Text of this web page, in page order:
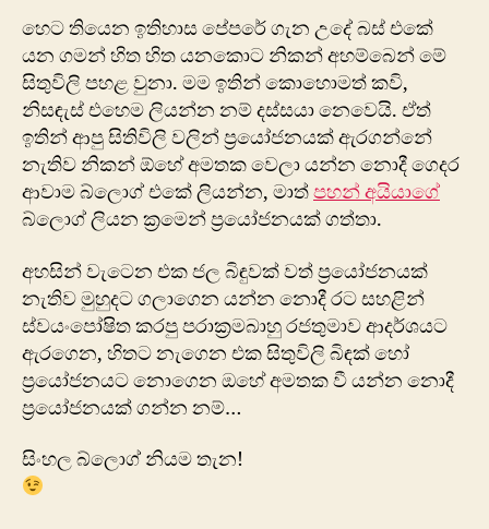
හෙට තියෙන ඉතිහාස පේපරේ ගැන උදේ බස් එකේ
යන ගමන් හිත හිත යනකොට නිකන් අහම්බෙන් මේ
සිතුවිලි පහළ වුනා. මම ඉතින් කොහොමත් කවි,
නිසඳැස් එහෙම ලියන්න නම් දස්සයා නෙවෙයි. ඒත්
ඉතින් ආපු සිතිවිලි වලින් ප්‍රයෝජනයක් ඇරගන්නේ
නැතිව නිකන් ඕහේ අමතක වෙලා යන්න නොදී ගෙදර
ආවාම බ්ලොග් එකේ ලියන්න, මාත්පහන් අයියාගේ
බ්ලොග් ලියන ක්‍රමෙන් ප්‍ර‍යෝජනයක් ගත්තා.
අහසින් වැටෙන එක ජල බිඳුවක් වත් ප්‍රයෝජනයක්
නැතිව මුහුදට ගලාගෙන යන්න නොදී රට සහළින්
ස්වයංපෝෂිත කරපු පරාක්‍රමබාහු රජතුමාව ආදර්ශයට
ඇරගෙන, හිතට නැගෙන එක සිතුවිලි බිඳක් හෝ
ප්‍රයෝජනයට නොගෙන ඔහේ අමතක වී යන්න නොදී
ප්‍රයෝජනයක් ගන්න නම්…
සිංහල බ්ලොග් නියම තැන!